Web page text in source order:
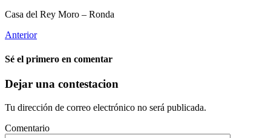
Casa del Rey Moro – Ronda
Anterior
Sé el primero en comentar
Dejar una contestacion
Tu dirección de correo electrónico no será publicada.
Comentario